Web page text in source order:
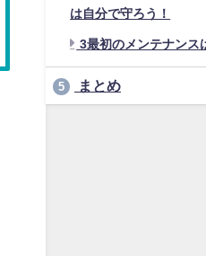
は自分で守ろう！
3最初のメンテナンス
5 まとめ